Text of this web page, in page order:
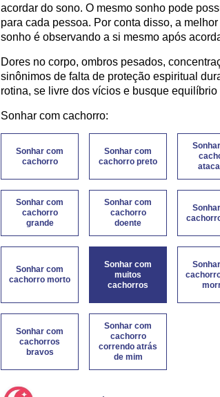
acordar do sono. O mesmo sonho pode
para cada pessoa. Por conta disso, a
sonho é observando a si mesmo após
Dores no corpo, ombros pesados,
sinônimos de falta de proteção espiritual
rotina, se livre dos vícios e busque equilíbrio
Sonhar com cachorro:
Sonhar com
cachorro
Sonhar com
cachorro preto
Sonhar com
cachorro
grande
Sonhar com
cachorro
doente
Sonhar com
cachorro morto
Sonhar com
muitos
cachorros
Sonhar com
cachorros
bravos
Sonhar com
cachorro
correndo atrás
de mim